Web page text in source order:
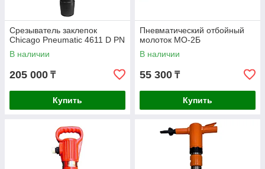
Срезыватель заклепок
Chicago Pneumatic 4611 D PN
В наличии
205 000 ₸
Купить
Пневматический отбойный
молоток МО-2Б
В наличии
55 300 ₸
Купить